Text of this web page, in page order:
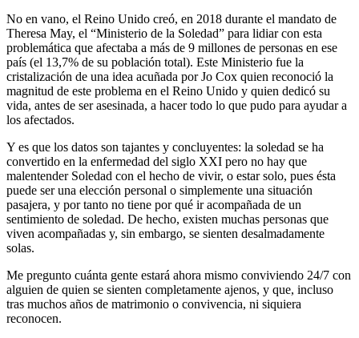
No en vano, el Reino Unido creó, en 2018 durante el mandato de
Theresa May, el “Ministerio de la Soledad” para lidiar con esta
problemática que afectaba a más de 9 millones de personas en ese
país (el 13,7% de su población total). Este Ministerio fue la
cristalización de una idea acuñada por Jo Cox quien reconoció la
magnitud de este problema en el Reino Unido y quien dedicó su
vida, antes de ser asesinada, a hacer todo lo que pudo para ayudar a
los afectados.
Y es que los datos son tajantes y concluyentes: la soledad se ha
convertido en la enfermedad del siglo XXI pero no hay que
malentender Soledad con el hecho de vivir, o estar solo, pues ésta
puede ser una elección personal o simplemente una situación
pasajera, y por tanto no tiene por qué ir acompañada de un
sentimiento de soledad. De hecho, existen muchas personas que
viven acompañadas y, sin embargo, se sienten desalmadamente
solas.
Me pregunto cuánta gente estará ahora mismo conviviendo 24/7 con
alguien de quien se sienten completamente ajenos, y que, incluso
tras muchos años de matrimonio o convivencia, ni siquiera
reconocen.